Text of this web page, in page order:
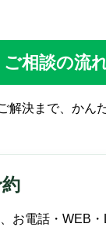
ご相談の流
解決まで、かん
お電話・WEB